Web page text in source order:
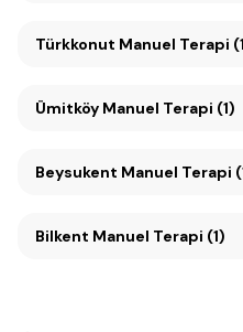
Türkkonut Manuel Terapi
Ümitköy Manuel Terapi (1)
Beysukent Manuel Terapi
Bilkent Manuel Terapi (1)